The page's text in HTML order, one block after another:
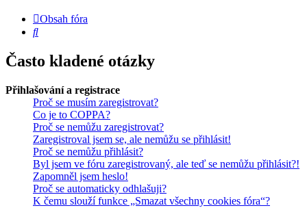
Obsah fóra
Hledat
Často kladené otázky
Přihlašování a registrace
Proč se musím zaregistrovat?
Co je to COPPA?
Proč se nemůžu zaregistrovat?
Zaregistroval jsem se, ale nemůžu se přihlásit!
Proč se nemůžu přihlásit?
Byl jsem ve fóru zaregistrovaný, ale teď se nemůžu přihlásit?!
Zapomněl jsem heslo!
Proč se automaticky odhlašuji?
K čemu slouží funkce „Smazat všechny cookies fóra“?